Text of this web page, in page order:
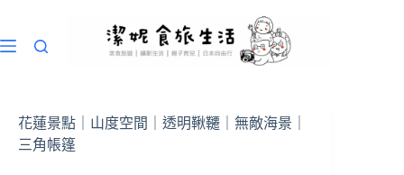
主
花蓮景點｜山度空間｜透明鞦韆｜無敵海景｜
三角帳篷